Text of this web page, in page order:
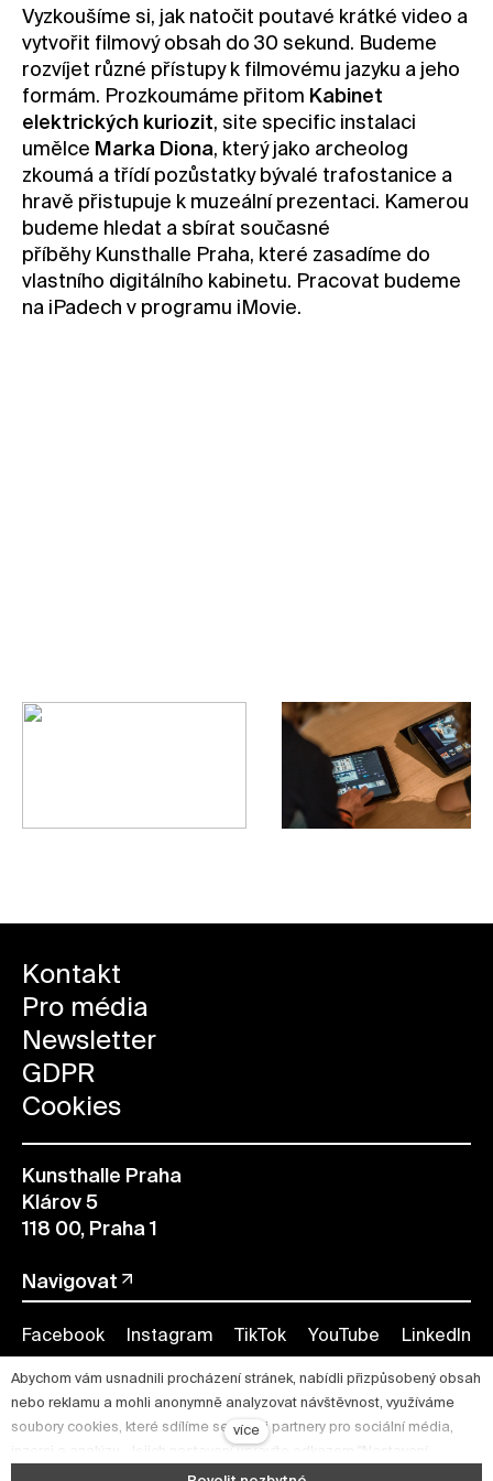
Kontakt
Novinky
Pro média
Pronájem prostor
Volné pozice
Vyzkoušíme si, jak natočit poutavé krátké video a
vytvořit filmový obsah do 30 sekund. Budeme
rozvíjet různé přístupy k filmovému jazyku a jeho
formám. Prozkoumáme přitom Kabinet
elektrických kuriozit, site specific instalaci
umělce Marka Diona, který jako archeolog
zkoumá a třídí pozůstatky bývalé trafostanice a
hravě přistupuje k muzeální prezentaci. Kamerou
budeme hledat a sbírat současné
příběhy Kunsthalle Praha, které zasadíme do
vlastního digitálního kabinetu. Pracovat budeme
na iPadech v programu iMovie.
Kontakt
Pro média
Newsletter
GDPR
Cookies
Kunsthalle Praha
Klárov 5
118 00, Praha 1
Navigovat
Facebook Instagram TikTok YouTube LinkedIn
Abychom vám usnadnili procházení stránek, nabídli přizpůsobený obsah
nebo reklamu a mohli anonymně analyzovat návštěvnost, využíváme
soubory cookies, které sdílíme se svými partnery pro sociální média,
cookies" a kdykoliv jej můžete změnit v patičce webu. Podrobnější
více